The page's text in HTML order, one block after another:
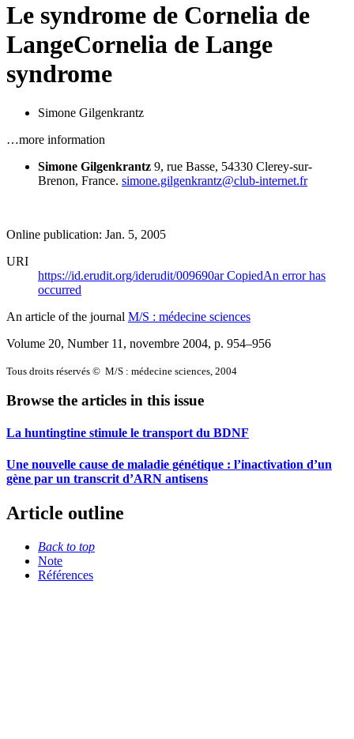
Le syndrome de Cornelia de
LangeCornelia de Lange
syndrome
Simone Gilgenkrantz
…more information
Simone Gilgenkrantz 9, rue Basse, 54330 Clerey-sur-
Brenon, France. simone.gilgenkrantz@club-internet.fr
Online publication: Jan. 5, 2005
URI
https://id.erudit.org/iderudit/009690arCopiedAn error has
occurred
An article of the journal M/S : médecine sciences
Volume 20, Number 11, novembre 2004, p. 954–956
Tous droits réservés © M/S : médecine sciences, 2004
Browse the articles in this issue
La huntingtine stimule le transport du BDNF
Une nouvelle cause de maladie génétique : l’inactivation d’un
gène par un transcrit d’ARN antisens
Article outline
Back to top
Note
Références